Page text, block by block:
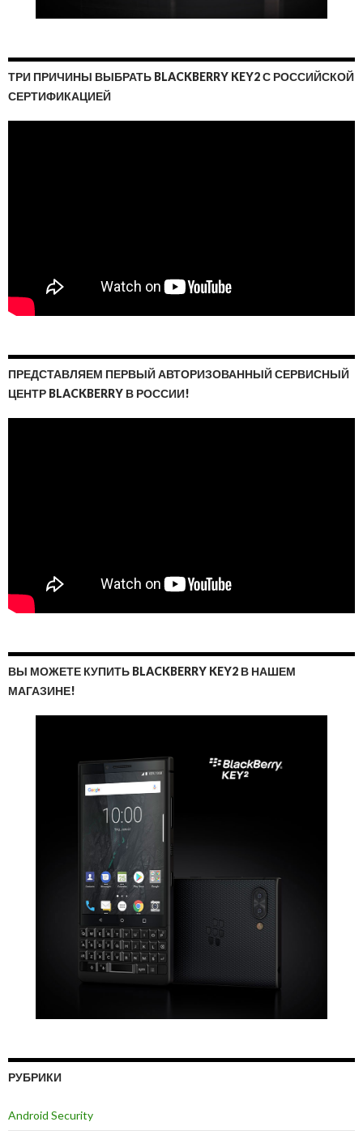
ТРИ ПРИЧИНЫ ВЫБРАТЬ BLACKBERRY KEY2 С РОССИЙСКОЙ
СЕРТИФИКАЦИЕЙ
ПРЕДСТАВЛЯЕМ ПЕРВЫЙ АВТОРИЗОВАННЫЙ СЕРВИСНЫЙ
ЦЕНТР BLACKBERRY В РОССИИ!
ВЫ МОЖЕТЕ КУПИТЬ BLACKBERRY KEY2 В НАШЕМ
МАГАЗИНЕ!
РУБРИКИ
Android Security